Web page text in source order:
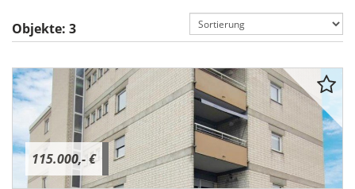
Objekte: 3
115.000,- €